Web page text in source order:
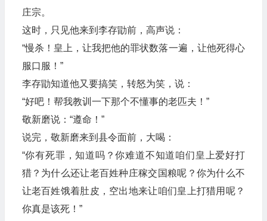
庄宗。
这时，只见他来到李存勖前，高声说：
“慢杀！皇上，让我把他的罪状数落一遍，让他死得心
服口服！”
李存勖知道他又要搞笑，转怒为笑，说：
“好吧！帮我教训一下那个不懂事的老匹夫！”
敬新磨说：“遵命！”
说完，敬新磨来到县令面前，大喝：
“你有死罪，知道吗？你难道不知道咱们皇上爱好打
猎？为什么还让老百姓种庄稼交国粮呢？你为什么不
让老百姓饿着肚皮，空出地来让咱们皇上打猎用呢？
你真是该死！”